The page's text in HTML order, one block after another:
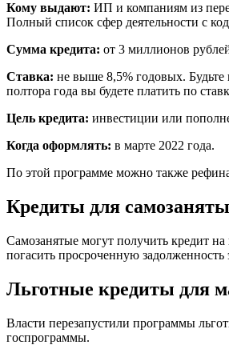
Кому выдают: ИП и компаниям из
Полный список сфер деятельности с
Сумма кредита: от 3 миллионов
Ставка: не выше 8,5% годовых. Будьте
полтора года вы будете платить по
Цель кредита: инвестиции или
Когда оформлять: в марте 2022 года.
По этой программе можно также
Кредиты для
Самозанятые могут получить кредит
погасить просроченную задолженность
Льготные кредиты для
Власти перезапустили программы
госпрограммы.